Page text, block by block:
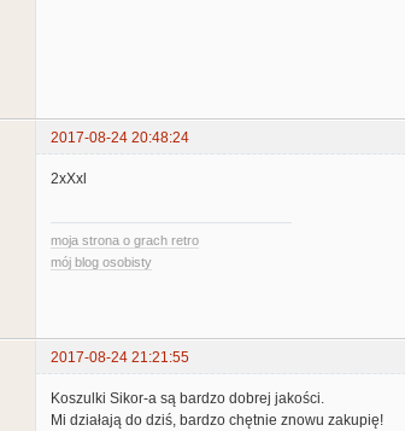
2017-08-24 20:48:24
2xXxl
moja strona o grach retro
mój blog osobisty
2017-08-24 21:21:55
Koszulki Sikor-a są bardzo dobrej jakości.
Mi działają do dziś, bardzo chętnie znowu zakupię!